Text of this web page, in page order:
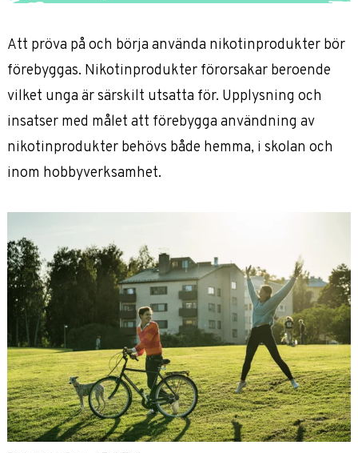
Att pröva på och börja använda nikotinprodukter bör
förebyggas. Nikotinprodukter förorsakar beroende
vilket unga är särskilt utsatta för. Upplysning och
insatser med målet att förebygga användning av
nikotinprodukter behövs både hemma, i skolan och
inom hobbyverksamhet.